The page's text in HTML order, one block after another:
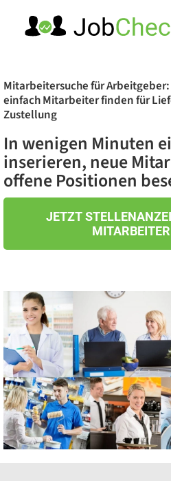
springen
Mitarbeitersuche für
einfach Mitarbeiter finden für
Zustellung
In wenigen Minuten
inserieren, neue
offene Positionen
JETZT